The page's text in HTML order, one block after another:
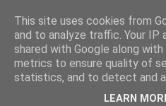
This site uses cookies from
and to analyze traffic. Your IP
shared with Google along
metrics to ensure quality of
statistics, and to detect and
LEARN